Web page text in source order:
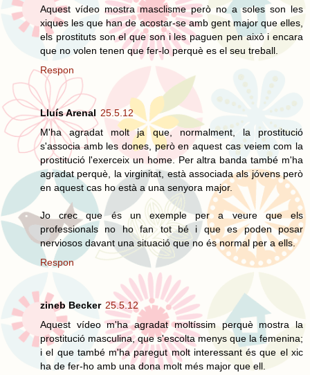
Aquest vídeo mostra masclisme però no a soles son les
xiques les que han de acostar-se amb gent major que elles,
els prostituts son el que son i les paguen pen això i encara
que no volen tenen que fer-lo perquè es el seu treball.
Respon
Lluís Arenal 25.5.12
M'ha agradat molt ja que, normalment, la prostitució
s'associa amb les dones, però en aquest cas veiem com la
prostitució l'exerceix un home. Per altra banda també m'ha
agradat perquè, la virginitat, està associada als jóvens però
en aquest cas ho està a una senyora major.
Jo crec que és un exemple per a veure que els
professionals no ho fan tot bé i que es poden posar
nerviosos davant una situació que no és normal per a ells.
Respon
zineb Becker 25.5.12
Aquest vídeo m'ha agradat moltíssim perquè mostra la
prostitució masculina, que s'escolta menys que la femenina;
i el que també m'ha paregut molt interessant és que el xic
ha de fer-ho amb una dona molt més major que ell.